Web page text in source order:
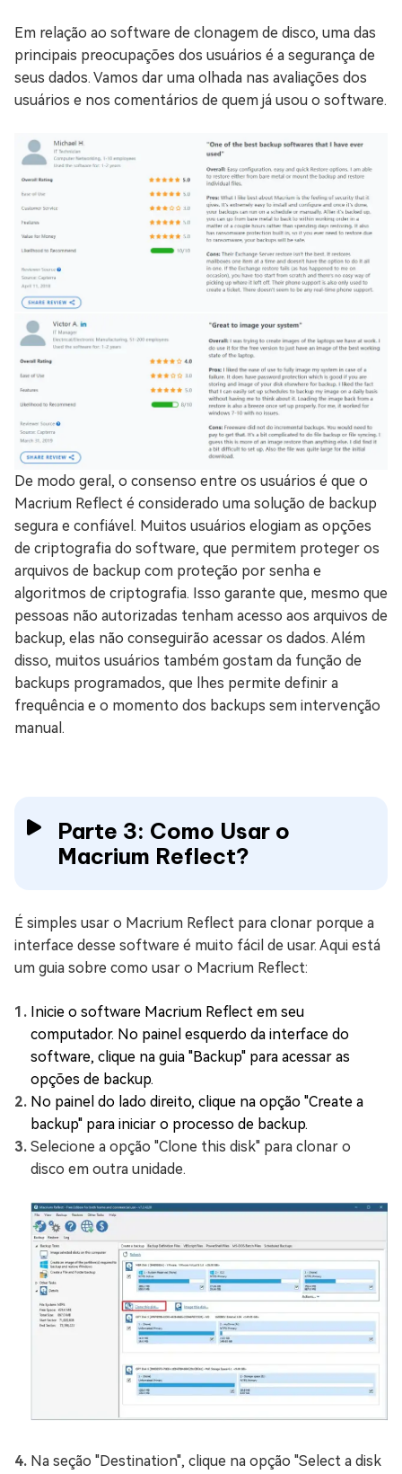
Em relação ao software de clonagem de disco, uma das
principais preocupações dos usuários é a segurança de
seus dados. Vamos dar uma olhada nas avaliações dos
usuários e nos comentários de quem já usou o software.
De modo geral, o consenso entre os usuários é que o
Macrium Reflect é considerado uma solução de backup
segura e confiável. Muitos usuários elogiam as opções
de criptografia do software, que permitem proteger os
arquivos de backup com proteção por senha e
algoritmos de criptografia. Isso garante que, mesmo que
pessoas não autorizadas tenham acesso aos arquivos de
backup, elas não conseguirão acessar os dados. Além
disso, muitos usuários também gostam da função de
backups programados, que lhes permite definir a
frequência e o momento dos backups sem intervenção
manual.
Parte 3: Como Usar o
Macrium Reflect?
É simples usar o Macrium Reflect para clonar porque a
interface desse software é muito fácil de usar. Aqui está
um guia sobre como usar o Macrium Reflect:
Inicie o software Macrium Reflect em seu
computador. No painel esquerdo da interface do
software, clique na guia "Backup" para acessar as
opções de backup.
No painel do lado direito, clique na opção "Create a
backup" para iniciar o processo de backup.
Selecione a opção "Clone this disk" para clonar o
disco em outra unidade.
Na seção "Destination", clique na opção "Select a disk